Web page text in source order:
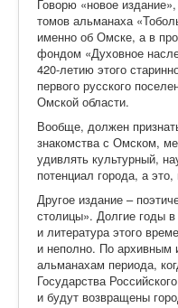
Говорю «новое
томов альманаха
именно об Омске, а в
фондом «Духовное
420-летию этого
первого русского
Омской области.
Вообще, должен
знакомства с Омском,
удивлять культурный,
потенциал города, а
Другое издание –
столицы». Долгие годы
и литература этого
и неполно. По архивным
альманахам периода,
Государства
и будут возвращены